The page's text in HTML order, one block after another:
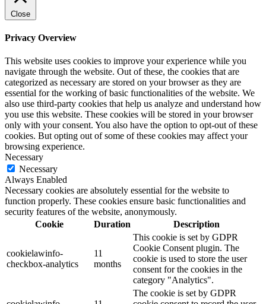
Close
Privacy Overview
This website uses cookies to improve your experience while you
navigate through the website. Out of these, the cookies that are
categorized as necessary are stored on your browser as they are
essential for the working of basic functionalities of the website. We
also use third-party cookies that help us analyze and understand how
you use this website. These cookies will be stored in your browser
only with your consent. You also have the option to opt-out of these
cookies. But opting out of some of these cookies may affect your
browsing experience.
Necessary
Necessary
Always Enabled
Necessary cookies are absolutely essential for the website to
function properly. These cookies ensure basic functionalities and
security features of the website, anonymously.
Cookie
Duration Description
cookielawinfo-
checkbox-analytics
11
months
This cookie is set by GDPR
Cookie Consent plugin. The
cookie is used to store the user
consent for the cookies in the
category "Analytics".
The cookie is set by GDPR